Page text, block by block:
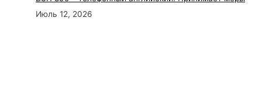
Июль 12, 2026